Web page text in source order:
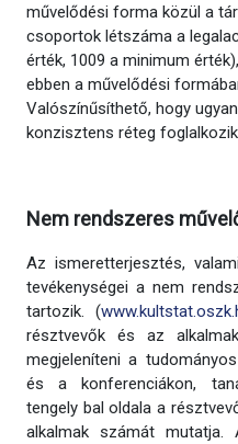
művelődési forma közül a
csoportok létszáma a
érték, 1009 a minimum
ebben a művelődési
Valószínűsíthető, hogy
konzisztens réteg
Nem rendszeres
Az ismeretterjesztés,
tevékenységei a nem
tartozik. (
résztvevők és az
megjeleníteni a
és a konferenciákon,
tengely bal oldala a
alkalmak számát mutatja.